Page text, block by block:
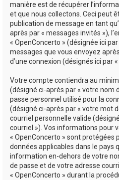
manière est de récupérer
et que nous collectons. Ceci peut
publication de message en tant
après par « messages invités »),
« OpenConcerto » (désignée ici
messages que vous envoyez
d’une connexion (désignés ici par
Votre compte contiendra au
(désigné ci-après par « votre nom
passe personnel utilisé pour la
(désigné ci-après par « votre mot
courriel personnelle valide
courriel »). Vos informations pour
« OpenConcerto » sont protégées
données applicables dans le pays
information en-dehors de votre
de passe et de votre adresse
« OpenConcerto » durant la